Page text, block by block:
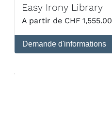
Easy Irony Library
CHF 1,555.00
Demande d'informations